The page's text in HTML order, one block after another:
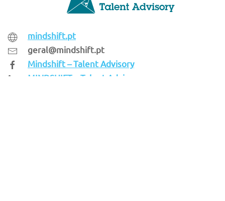
mindshift.pt
geral@mindshift.pt
Mindshift – Talent Advisory
MINDSHIFT – Talent Advisory